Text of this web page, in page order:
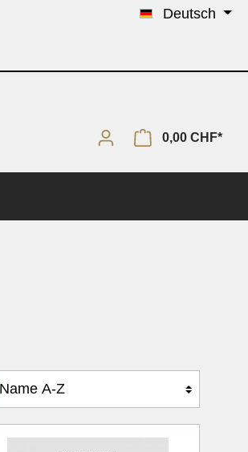
Deutsch
0,00 CHF*